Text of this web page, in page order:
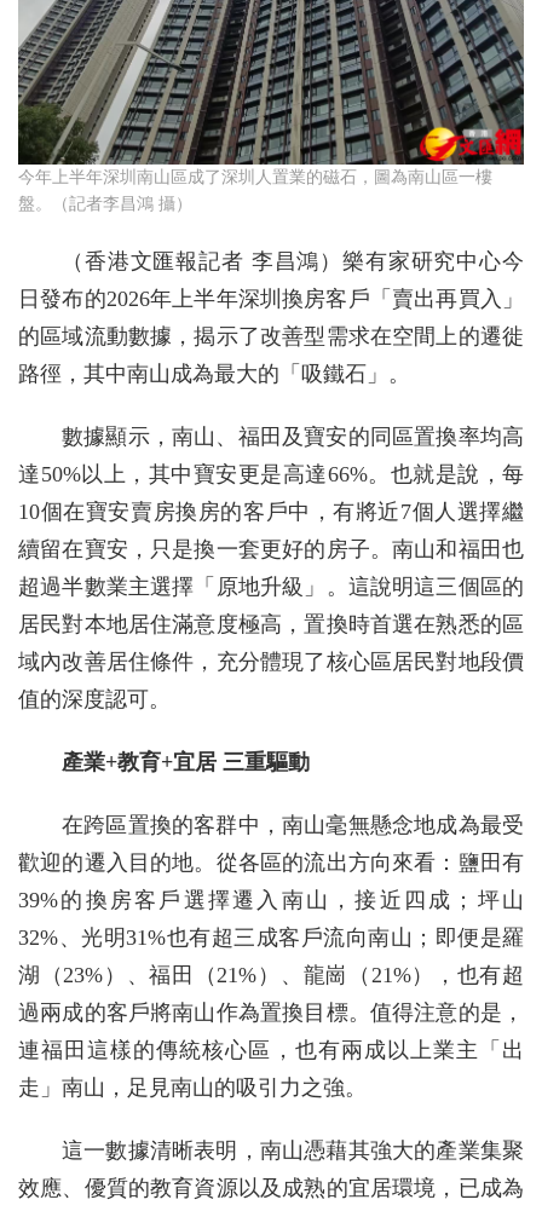
今年上半年深圳南山區成了深圳人置業的磁石，圖為南山區一樓
盤。（記者李昌鴻 攝）
（香港文匯報記者 李昌鴻）樂有家研究中心今
日發布的2026年上半年深圳換房客戶「賣出再買入」
的區域流動數據，揭示了改善型需求在空間上的遷徙
路徑，其中南山成為最大的「吸鐵石」。
數據顯示，南山、福田及寶安的同區置換率均高
達50%以上，其中寶安更是高達66%。也就是說，每
10個在寶安賣房換房的客戶中，有將近7個人選擇繼
續留在寶安，只是換一套更好的房子。南山和福田也
超過半數業主選擇「原地升級」。這說明這三個區的
居民對本地居住滿意度極高，置換時首選在熟悉的區
域內改善居住條件，充分體現了核心區居民對地段價
值的深度認可。
產業+教育+宜居 三重驅動
在跨區置換的客群中，南山毫無懸念地成為最受
歡迎的遷入目的地。從各區的流出方向來看：鹽田有
39%的換房客戶選擇遷入南山，接近四成；坪山
32%、光明31%也有超三成客戶流向南山；即便是羅
湖（23%）、福田（21%）、龍崗（21%），也有超
過兩成的客戶將南山作為置換目標。值得注意的是，
連福田這樣的傳統核心區，也有兩成以上業主「出
走」南山，足見南山的吸引力之強。
這一數據清晰表明，南山憑藉其強大的產業集聚
效應、優質的教育資源以及成熟的宜居環境，已成為